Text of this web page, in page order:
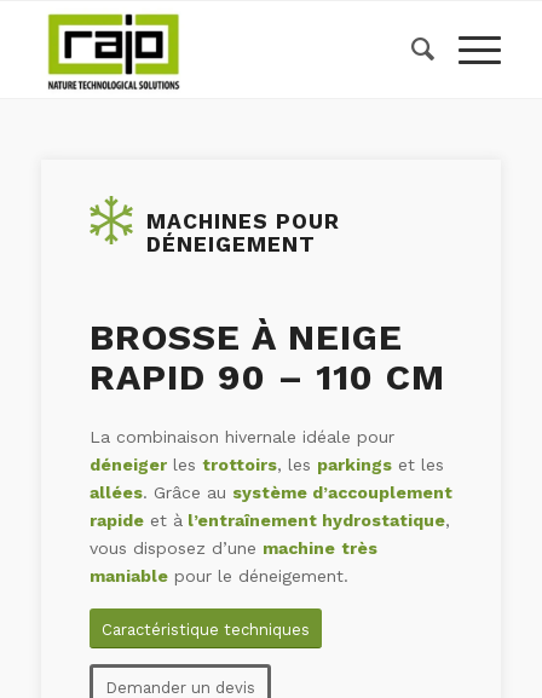
MACHINES POUR
DÉNEIGEMENT
BROSSE À NEIGE
RAPID 90 – 110 CM
La combinaison hivernale idéale pour
déneigerles trottoirs, les parkingset les
allées. Grâce au système d’accouplement
rapideet à l’entraînement hydrostatique,
vous disposez d’une machine très
maniablepour le déneigement.
Caractéristique techniques
Demander un devis